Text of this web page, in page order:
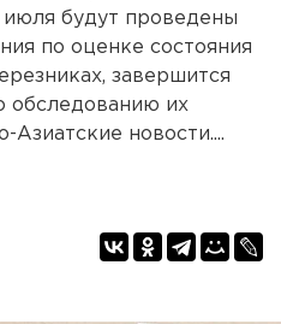
будут проведены
по оценке состояния
завершится
обследованию их
Азиатские новости....